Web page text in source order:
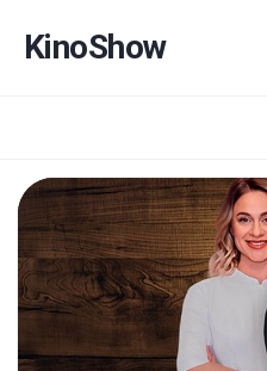
содержанию
KinoShow